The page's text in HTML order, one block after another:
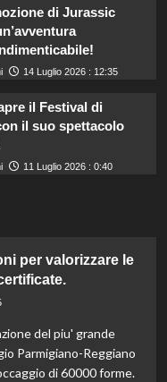
di Jurassic
14 Luglio 2026 : 12:35
il Festival di
il suo spettacolo
11 Luglio 2026 : 0:40
per valorizzare le
del piu' grande
Parmigiano-Reggiano
di 60000 forme.